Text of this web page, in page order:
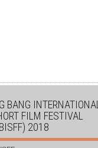
BANG INTERNATIONAL
FILM FESTIVAL
2018